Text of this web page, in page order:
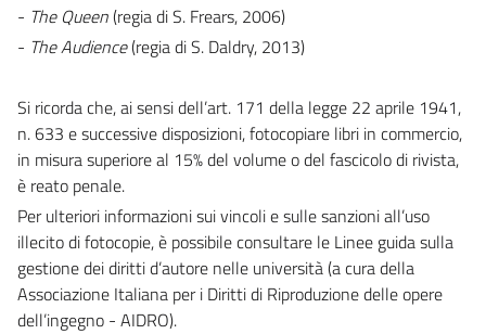
- The Queen(regia di S. Frears, 2006)
- The Audience(regia di S. Daldry, 2013)
Si ricorda che, ai sensi dell’art. 171 della legge 22 aprile 1941,
n. 633 e successive disposizioni, fotocopiare libri in commercio,
in misura superiore al 15% del volume o del fascicolo di rivista,
è reato penale.
Per ulteriori informazioni sui vincoli e sulle sanzioni all’uso
illecito di fotocopie, è possibile consultare le Linee guida sulla
gestione dei diritti d’autore nelle università (a cura della
Associazione Italiana per i Diritti di Riproduzione delle opere
dell’ingegno - AIDRO).